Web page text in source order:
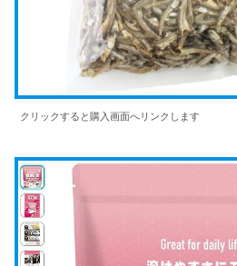
クリックすると購入画面へリンクします